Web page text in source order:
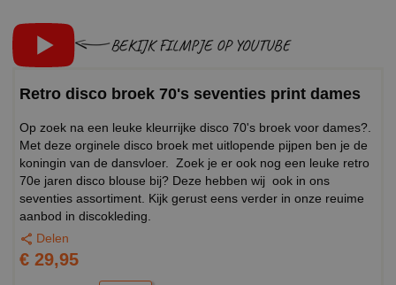
BEKIJK FILMPJE OP YOUTUBE
Retro disco broek 70's seventies print dames
Op zoek na een leuke kleurrijke disco 70's broek voor dames?.
Met deze orginele disco broek met uitlopende pijpen ben je de
koningin van de dansvloer. Zoek je er ook nog een leuke retro
70e jaren disco blouse bij? Deze hebben wij ook in ons
seventies assortiment. Kijk gerust eens verder in onze reuime
aanbod in discokleding.
Delen
€ 29,95